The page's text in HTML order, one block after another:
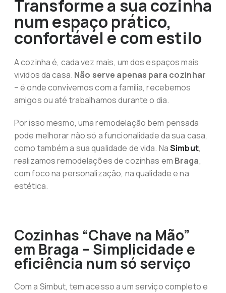
Transforme a sua cozinha
num espaço prático,
confortável e com estilo
A cozinha é, cada vez mais, um dos espaços mais
vividos da casa. Não serve apenas para cozinhar
– é onde convivemos com a família, recebemos
amigos ou até trabalhamos durante o dia.
Por isso mesmo, uma remodelação bem pensada
pode melhorar não só a funcionalidade da sua casa,
como também a sua qualidade de vida. NaSimbut,
realizamos remodelações de cozinhas em Braga,
com foco na personalização, na qualidade e na
estética.
Cozinhas “Chave na Mão”
em Braga – Simplicidade e
eficiência num só serviço
Com a Simbut, tem acesso a um serviço completo e